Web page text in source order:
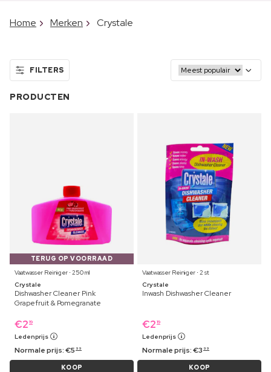
Home Merken Crystale
FILTERS
PRODUCTEN
TERUG OP VOORRAAD
Vaatwasser Reiniger ⋅ 250 ml
Crystale
Dishwasher Cleaner Pink
Grapefruit & Pomegranate
€2 19
Ledenprijs
Normale prijs:€5 99
KOOP
Vaatwasser Reiniger ⋅ 2 st
Crystale
Inwash Dishwasher Cleaner
€2 19
Ledenprijs
Normale prijs:€3 99
KOOP